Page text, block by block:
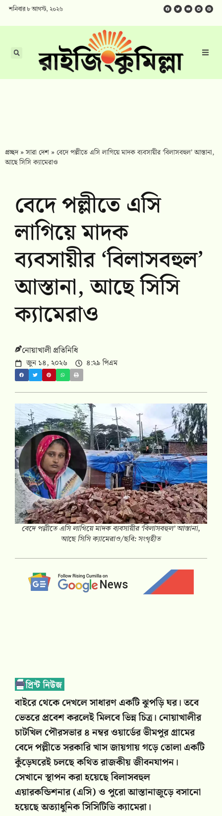
শনিবার ৮ আগস্ট, ২০২৬
প্রচ্ছদ»সারা দেশ » বেদে পল্লীতে এসি লাগিয়ে মাদক ব্যবসায়ীর ‘বিলাসবহুল’ আস্তানা,
আছে সিসি ক্যামেরাও
বেদে পল্লীতে এসি
লাগিয়ে মাদক
ব্যবসায়ীর ‘বিলাসবহুল’
আস্তানা, আছে সিসি
ক্যামেরাও
নোয়াখালী প্রতিনিধি
জুন ১৪, ২০২৬ ৪:২৯ পিএম
বেদে পল্লীতে এসি লাগিয়ে মাদক ব্যবসায়ীর ‘বিলাসবহুল’ আস্তানা,
আছে সিসি ক্যামেরাও/ছবি: সংগৃহীত
বাইরে থেকে দেখলে সাধারণ একটি ঝুপড়ি ঘর। তবে
ভেতরে প্রবেশ করলেই মিলবে ভিন্ন চিত্র। নোয়াখালীর
চাটখিল পৌরসভার ৪ নম্বর ওয়ার্ডের ভীমপুর গ্রামের
বেদে পল্লীতে সরকারি খাস জায়গায় গড়ে তোলা একটি
কুঁড়েঘরেই চলছে কথিত রাজকীয় জীবনযাপন।
সেখানে স্থাপন করা হয়েছে বিলাসবহুল
এয়ারকন্ডিশনার (এসি) ও পুরো আস্তানাজুড়ে বসানো
হয়েছে অত্যাধুনিক সিসিটিভি ক্যামেরা।